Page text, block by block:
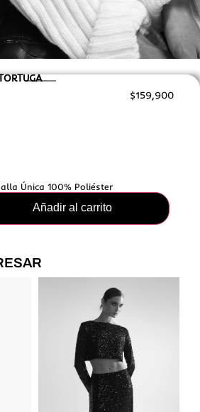
$159,900
Única 100% Poliéster
Añadir al carrito